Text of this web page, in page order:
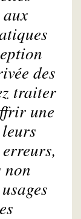
des
traiter
une
non